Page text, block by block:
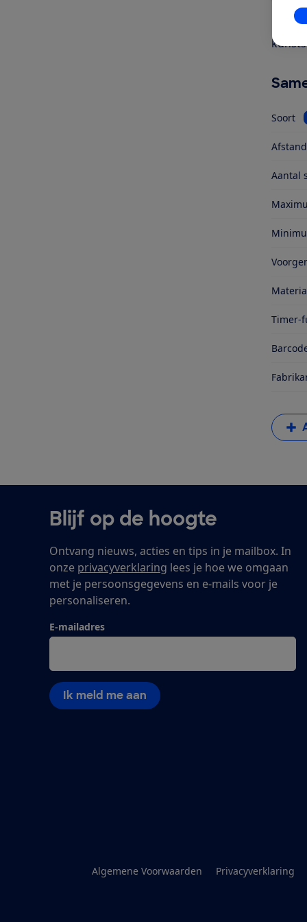
Op
Soort
Aantal
Timer-
Blijf op de hoogte
Ontvang nieuws, acties en tips in je mailbox. In
onze privacyverklaring lees je hoe we omgaan
met je persoonsgegevens en e-mails voor je
personaliseren.
E-mailadres
Ik meld me aan
Algemene Voorwaarden Privacyverklaring